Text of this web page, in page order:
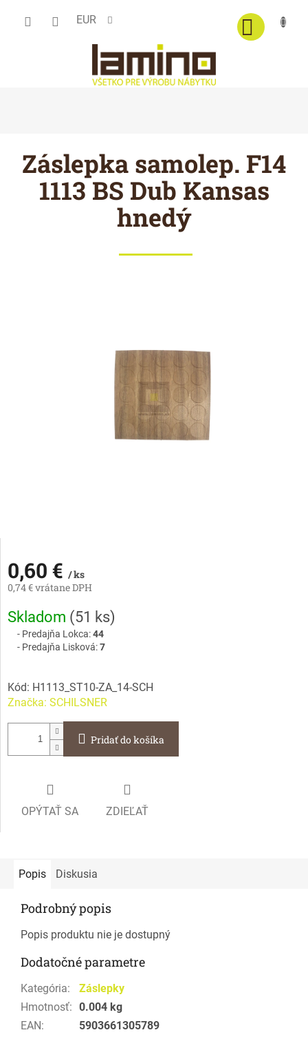
EUR
Záslepka samolep. F14
1113 BS Dub Kansas
hnedý
0,60 € / ks
0,74 € vrátane DPH
Jednotková
cena:
Skladom (51 ks)
Predajňa Lokca:44
Predajňa Lisková:7
Kód: H1113_ST10-ZA_14-SCH
Značka: SCHILSNER
Pridať do košíka
OPÝTAŤ SA ZDIEĽAŤ
Popis Diskusia
Podrobný popis
Popis produktu nie je dostupný
Dodatočné parametre
Kategória:
Záslepky
Hmotnosť: 0.004 kg
EAN: 5903661305789